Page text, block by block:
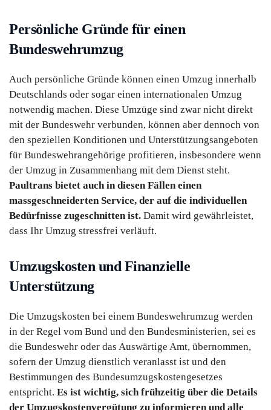
Persönliche Gründe für einen
Bundeswehrumzug
Auch persönliche Gründe können einen Umzug innerhalb
Deutschlands oder sogar einen internationalen Umzug
notwendig machen. Diese Umzüge sind zwar nicht direkt
mit der Bundeswehr verbunden, können aber dennoch von
den speziellen Konditionen und Unterstützungsangeboten
für Bundeswehrangehörige profitieren, insbesondere wenn
der Umzug in Zusammenhang mit dem Dienst steht.
Paultrans bietet auch in diesen Fällen einen
massgeschneiderten Service, der auf die individuellen
Bedürfnisse zugeschnitten ist. Damit wird gewährleistet,
dass Ihr Umzug stressfrei verläuft.
Umzugskosten und Finanzielle
Unterstützung
Die Umzugskosten bei einem Bundeswehrumzug werden
in der Regel vom Bund und den Bundesministerien, sei es
die Bundeswehr oder das Auswärtige Amt, übernommen,
sofern der Umzug dienstlich veranlasst ist und den
Bestimmungen des Bundesumzugskostengesetzes
entspricht. Es ist wichtig, sich frühzeitig über die Details
der Umzugskostenvergütung zu informieren und alle